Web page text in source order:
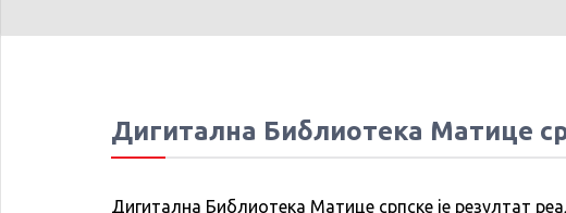
Дигитална Библиотека Матице
Дигитална Библиотека Матице српске је резултат